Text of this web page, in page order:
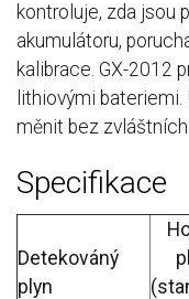
kontroluje, zda jsou
akumulátoru,
kalibrace. GX-2012
lithiovými
měnit bez
Specifikace
Detekováný
plyn